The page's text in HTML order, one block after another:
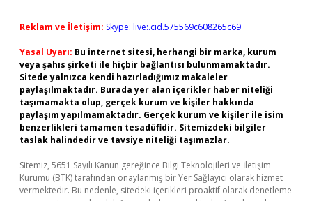
Reklam ve İletişim: Skype: live:.cid.575569c608265c69
Yasal Uyarı: Bu internet sitesi, herhangi bir marka, kurum
veya şahıs şirketi ile hiçbir bağlantısı bulunmamaktadır.
Sitede yalnızca kendi hazırladığımız makaleler
paylaşılmaktadır. Burada yer alan içerikler haber niteliği
taşımamakta olup, gerçek kurum ve kişiler hakkında
paylaşım yapılmamaktadır. Gerçek kurum ve kişiler ile isim
benzerlikleri tamamen tesadüfidir. Sitemizdeki bilgiler
taslak halindedir ve tavsiye niteliği taşımazlar.
Sitemiz, 5651 Sayılı Kanun gereğince Bilgi Teknolojileri ve İletişim
Kurumu (BTK) tarafından onaylanmış bir Yer Sağlayıcı olarak hizmet
vermektedir. Bu nedenle, sitedeki içerikleri proaktif olarak denetleme